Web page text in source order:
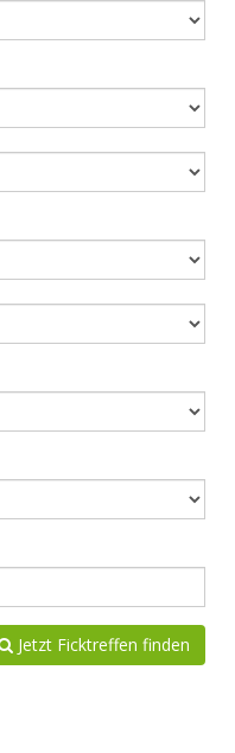
Jetzt Ficktreffen finden